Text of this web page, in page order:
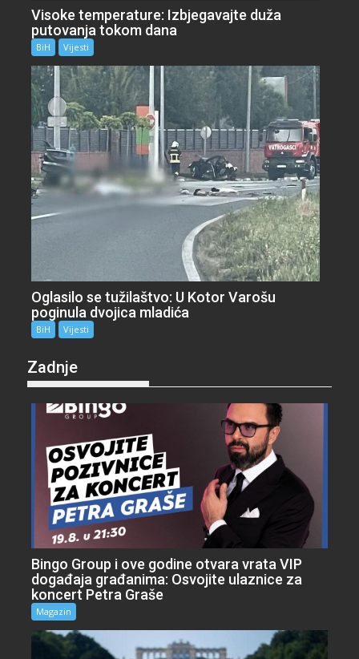
Visoke temperature: Izbjegavajte duža
putovanja tokom dana
BiH Vijesti
Oglasilo se tužilaštvo: U Kotor Varošu
poginula dvojica mladića
BiH Vijesti
Zadnje
Bingo Group i ove godine otvara vrata VIP
događaja građanima: Osvojite ulaznice za
koncert Petra Graše
Magazin